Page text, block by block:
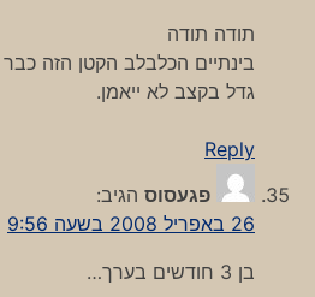
תודה תודה
גדל בקצב לא ייאמן.
Reply
פגעסוס הגיב:
26 באפריל 2008 בשעה 9:56
בן 3 חודשים בערך…